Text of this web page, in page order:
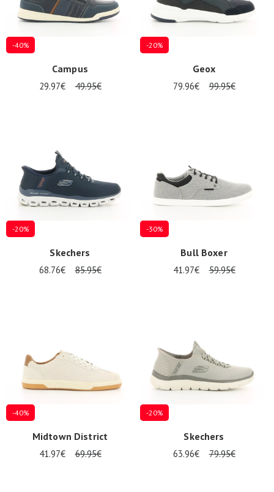
-40%
Campus
29.97€ 49.95€
-20%
Geox
79.96€ 99.95€
-20%
Skechers
68.76€ 85.95€
-30%
Bull Boxer
41.97€ 59.95€
-40%
Midtown District
41.97€ 69.95€
-20%
Skechers
63.96€ 79.95€